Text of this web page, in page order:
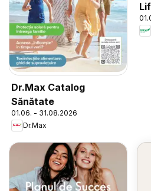
Dr.Max Catalog
Sănătate
01.06. - 31.08.2026
Dr.Max